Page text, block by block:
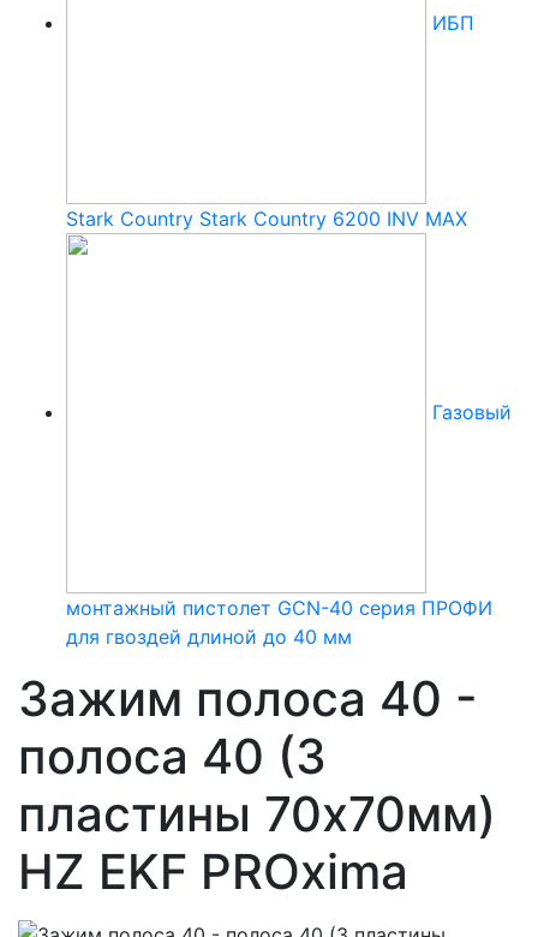
ИБП
Stark Country Stark Country 6200 INV MAX
Газовый
монтажный пистолет GCN-40 серия ПРОФИ
для гвоздей длиной до 40 мм
Зажим полоса 40 -
полоса 40 (3
пластины 70х70мм)
HZ EKF PROxima